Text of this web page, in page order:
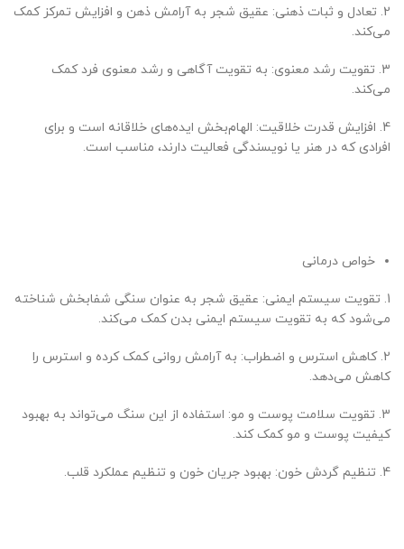
2. تعادل و ثبات ذهنی: عقیق شجر به آرامش ذهن و افزایش تمرکز کمک
می‌کند.
3. تقویت رشد معنوی: به تقویت آگاهی و رشد معنوی فرد کمک
می‌کند.
4. افزایش قدرت خلاقیت: الهام‌بخش ایده‌های خلاقانه است و برای
افرادی که در هنر یا نویسندگی فعالیت دارند، مناسب است.
خواص درمانی
1. تقویت سیستم ایمنی: عقیق شجر به عنوان سنگی شفابخش شناخته
می‌شود که به تقویت سیستم ایمنی بدن کمک می‌کند.
2. کاهش استرس و اضطراب: به آرامش روانی کمک کرده و استرس را
کاهش می‌دهد.
3. تقویت سلامت پوست و مو: استفاده از این سنگ می‌تواند به بهبود
کیفیت پوست و مو کمک کند.
4. تنظیم گردش خون: بهبود جریان خون و تنظیم عملکرد قلب.